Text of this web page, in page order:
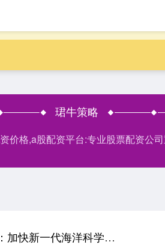
珺牛策略
价格,a股配资平台:专业股票配资公
万隆优配 青岛“十五五”规划建议：加快新一代海洋科学卫星、海洋综合试验场等布局建设